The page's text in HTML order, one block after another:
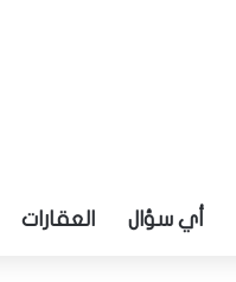
أي سؤال العقارات